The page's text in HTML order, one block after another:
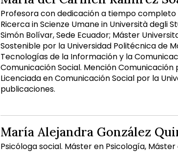
Profesora con dedicación a tiempo completo
Ricerca in Scienze Umane in Università degli
Simón Bolívar, Sede Ecuador; Máster
Sostenible por la Universidad Politécnica de
Tecnologías de la Información y la
Comunicación Social. Mención
Licenciada en Comunicación Social por la
publicaciones.
María Alejandra González
Psicóloga social. Máster en Psicología,